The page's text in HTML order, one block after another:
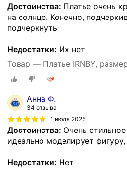
Достоинства: Платье очень
на солнце. Конечно,
подчеркнуть
Недостатки: Их нет
Товар — Платье IRNBY,
Анна Ф.
34 отзыва
1 июля 2025
Достоинства: Очень
идеально моделирует
Недостатки: Нет